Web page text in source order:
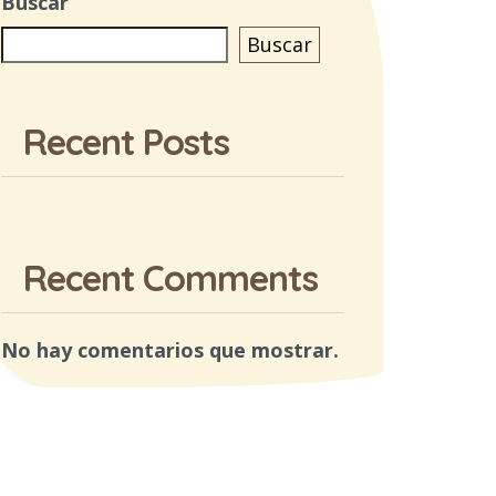
Buscar
Recent Posts
Recent Comments
No hay comentarios que mostrar.